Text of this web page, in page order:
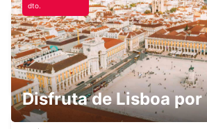
HAMBURGO BAHRENFELD
HAMBURG - GERMANY
dto.
Disfruta de Lisboa por